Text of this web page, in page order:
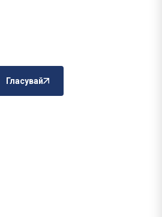
Гласувай